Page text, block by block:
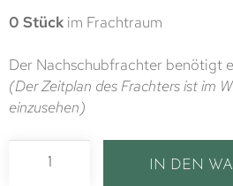
0 Stück im Frachtraum
Der Nachschubfrachter benötigt
(Der Zeitplan des Frachters ist im
einzusehen)
IN DEN